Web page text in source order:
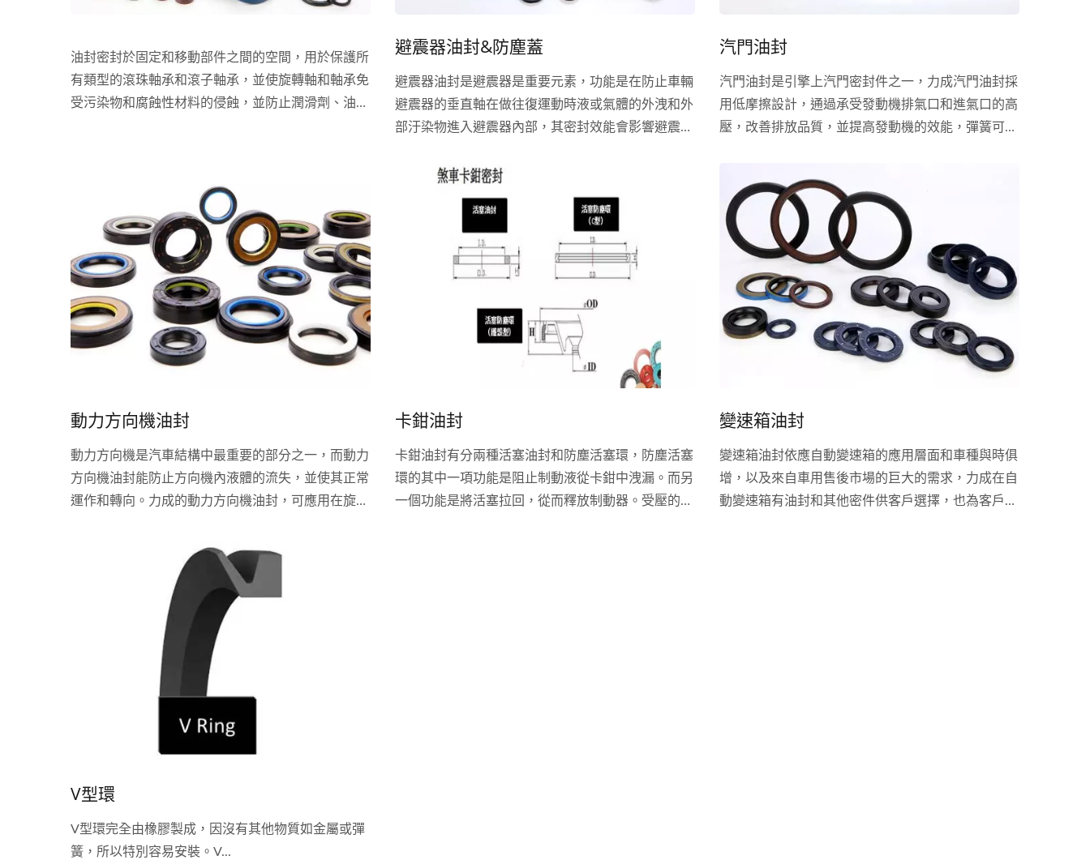
油封密封於固定和移動部件之間的空間，用於保護所
有類型的滾珠軸承和滾子軸承，並使旋轉軸和軸承免
受污染物和腐蝕性材料的侵蝕，並防止潤滑劑、油和
避震器油封&防塵蓋
避震器油封是避震器是重要元素，功能是在防止車輛
避震器的垂直軸在做往復運動時液或氣體的外洩和外
部汙染物進入避震器內部，其密封效能會影響避震器
要組成之一，其作用是減緩彈簧回彈的衝擊，和對振
動和變形的吸收，並吸收路面的衝擊。
汽門油封
汽門油封是引擎上汽門密封件之一，力成汽門油封採
用低摩擦設計，通過承受發動機排氣口和進氣口的高
壓，改善排放品質，並提高發動機的效能，彈簧可確
零件。汽門油封一般由外骨架和氟橡膠共同硫化而
成，徑口部裝自緊彈簧或鋼絲，用於引擎汽門導杆的
密封，是眾多油封的一種。 因為汽門油封的工作環
境是在高溫高壓下，所以需要採用耐熱性和耐油性優
良的材料。油封的常用材料有：丁腈橡膠，氟橡膠，
矽橡膠，丙烯酸酯橡膠，聚氨酯，聚四氟乙烯等。
動力方向機油封
動力方向機是汽車結構中最重要的部分之一，而動力
方向機油封能防止方向機內液體的流失，並使其正常
運作和轉向。力成的動力方向機油封，可應用在旋轉
並使方向機的運作順暢穩定，此油封種類分為旋轉式
油封與往復式油封兩大種類，目的在於有效的防止方
向機內的液體外洩。
卡鉗油封
卡鉗油封有分兩種活塞油封和防塵活塞環，防塵活塞
環的其中一項功能是阻止制動液從卡鉗中洩漏。而另
一個功能是將活塞拉回，從而釋放制動器。受壓的製
變速箱油封
變速箱油封依應自動變速箱的應用層面和車種與時俱
增，以及來自車用售後市場的巨大的需求，力成在自
動變速箱有油封和其他密件供客戶選擇，也為客戶提
V型環
V型環完全由橡膠製成，因沒有其他物質如金屬或彈
簧，所以特別容易安裝。V...